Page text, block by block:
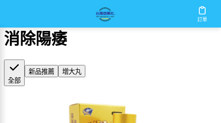
訂單
消除陽痿
全部
新品推薦 增大丸